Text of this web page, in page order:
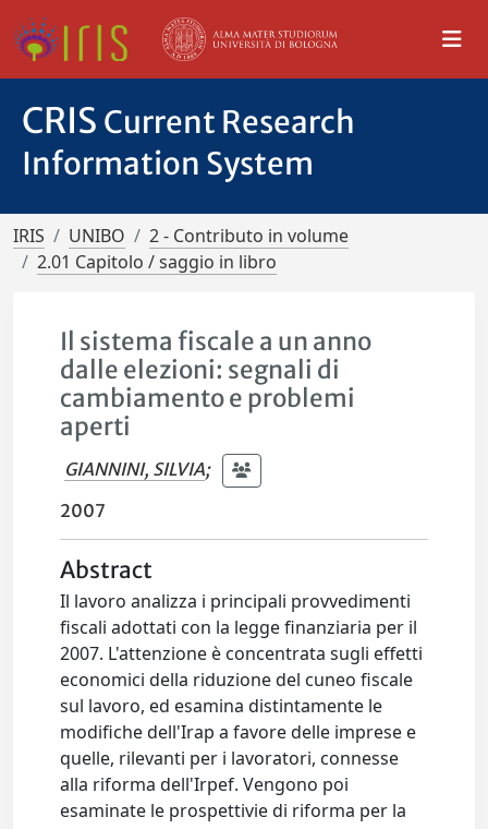
CRIS Current Research
Information System
IRIS UNIBO
2 - Contributo in volume
2.01 Capitolo / saggio in libro
Il sistema fiscale a un anno
dalle elezioni: segnali di
cambiamento e problemi
aperti
GIANNINI, SILVIA;
2007
Abstract
Il lavoro analizza i principali provvedimenti
fiscali adottati con la legge finanziaria per il
2007. L'attenzione è concentrata sugli effetti
economici della riduzione del cuneo fiscale
sul lavoro, ed esamina distintamente le
modifiche dell'Irap a favore delle imprese e
quelle, rilevanti per i lavoratori, connesse
alla riforma dell'Irpef. Vengono poi
esaminate le prospettivie di riforma per la